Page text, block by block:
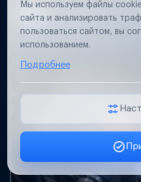
Не работает
Проверим проводку и
освещение прицепа.
Мы используем файлы
сайта и анализировать
пользоваться сайтом, вы
использованием.
Подробнее
Заявка